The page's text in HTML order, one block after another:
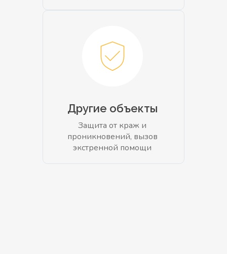
Другие объекты
Защита от краж и
проникновений, вызов
экстренной помощи